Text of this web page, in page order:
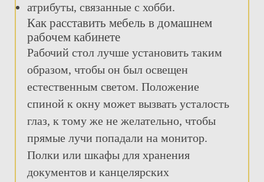
атрибуты, связанные с хобби.
Как расставить мебель в домашнем
рабочем кабинете
Рабочий стол лучше установить таким
образом, чтобы он был освещен
естественным светом. Положение
спиной к окну может вызвать усталость
глаз, к тому же не желательно, чтобы
прямые лучи попадали на монитор.
Полки или шкафы для хранения
документов и канцелярских